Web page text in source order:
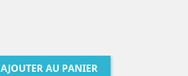
AJOUTER AU PANIER